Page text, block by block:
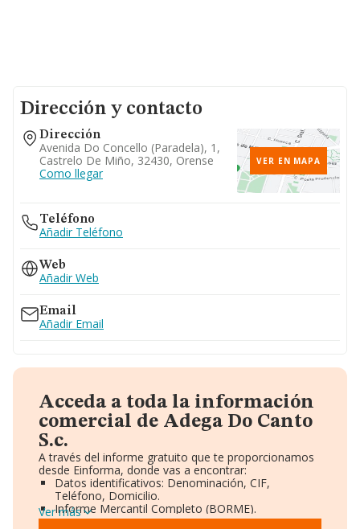
Dirección y contacto
Dirección
Avenida Do Concello (paradela), 1,
Castrelo De Miño, 32430, Orense
Como llegar
VER EN MAPA
Teléfono
Añadir Teléfono
Web
Añadir Web
Email
Añadir Email
Acceda a toda la información
comercial de Adega Do Canto
S.c.
A través del informe gratuito que te proporcionamos
desde Einforma, donde vas a encontrar:
Datos identificativos: Denominación, CIF,
Teléfono, Domicilio.
Informe Mercantil Completo (BORME).
Gráficos de Evolución Ventas y Empleados.
Ver más